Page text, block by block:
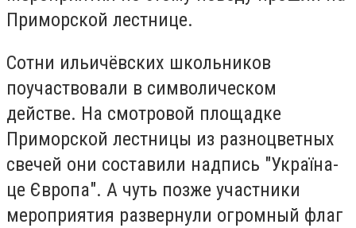
Приморской лестнице.
Сотни ильичёвских школьников
поучаствовали в символическом
действе. На смотровой площадке
Приморской лестницы из разноцветных
свечей они составили надпись "Україна-
це Європа". А чуть позже участники
мероприятия развернули огромный флаг